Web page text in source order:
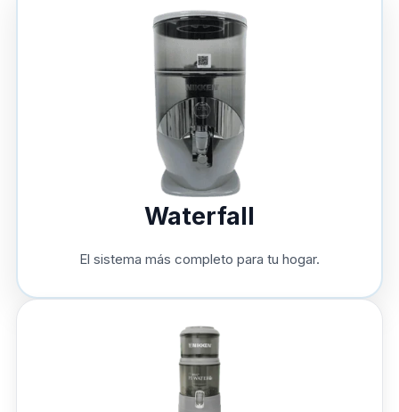
Waterfall
El sistema más completo para tu hogar.